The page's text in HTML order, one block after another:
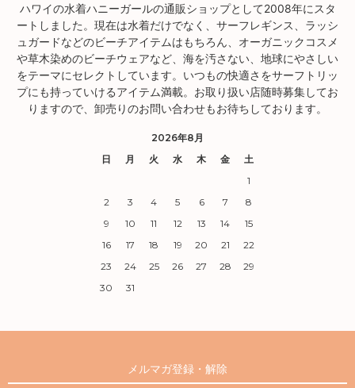
ハワイの水着ハニーガールの通販ショップとして2008年にスタ
ートしました。現在は水着だけでなく、サーフレギンス、ラッシ
ュガードなどのビーチアイテムはもちろん、オーガニックコスメ
や草木染めのビーチウェアなど、海を汚さない、地球にやさしい
をテーマにセレクトしています。いつもの快適さをサーフトリッ
プにも持っていけるアイテム満載。お取り扱い店随時募集してお
りますので、卸売りのお問い合わせもお待ちしております。
2026年8月
日
月 火 水 木 金
土
1
2
3 4 5 6 7
8
9
10 11 12 13 14
15
16
17 18 19 20 21
22
23
24 25 26 27 28
29
30
31
メルマガ登録・解除